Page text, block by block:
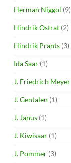
Herman Niggol (9)
Hindrik Ostrat (2)
Hindrik Prants (3)
Ida Saar (1)
J. Friedrich Meyer
J. Gentalen (1)
J. Janus (1)
J. Kiwisaar (1)
J. Pommer (3)